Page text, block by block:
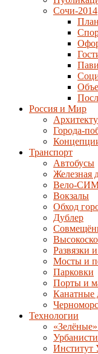
Сочи-2014
Россия и Мир
Города-
Транспорт
Автобусы
Железная
Вело-
Вокзалы
Обход
Дублер
Развязки
Мосты и
Парковки
Порты и
Канатные
Технологии
Институт